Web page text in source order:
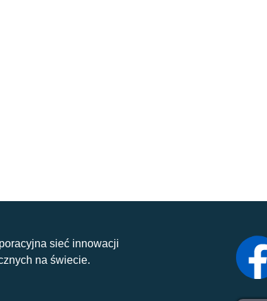
sieć innowacji
na świecie.